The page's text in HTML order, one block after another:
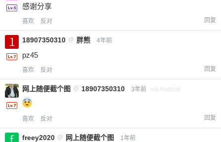
感谢分享
喜欢 反对 回复
18907350310 @ 胖熊 4年前
pz45
喜欢 反对 回复
网上随便截个图 @ 18907350310 3年前 via Android
喜欢 反对 回复
freey2020 @ 网上随便截个图 1年前